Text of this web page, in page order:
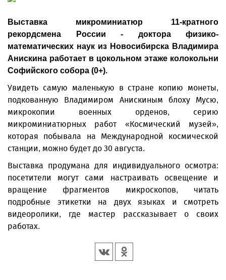
Выставка микроминиатюр 11-кратного
рекордсмена России - доктора физико-
математических наук из Новосибирска Владимира
Анискина работает в цокольном этаже колокольни
Софийского собора (0+).
Увидеть самую маленькую в стране копию монеты,
подкованную Владимиром Анискиным блоху Мусю,
микрокопии военных орденов, серию
микроминиатюрных работ «Космический музей»,
которая побывала на Международной космической
станции, можно будет до 30 августа.
Выставка продумана для индивидуального осмотра:
посетители могут сами настраивать освещение и
вращение фрагментов микроскопов, читать
подробные этикетки на двух языках и смотреть
видеоролики, где мастер рассказывает о своих
работах.